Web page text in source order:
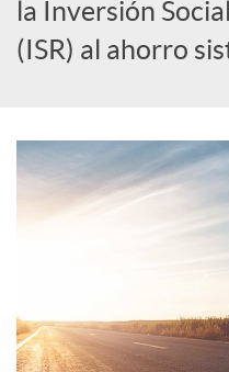
r
e
o
la Inversión
(ISR) al ahorro